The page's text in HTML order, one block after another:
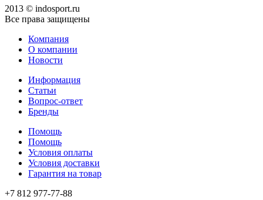
2013 © indosport.ru
Все права защищены
Компания
О компании
Новости
Информация
Статьи
Вопрос-ответ
Бренды
Помощь
Помощь
Условия оплаты
Условия доставки
Гарантия на товар
+7 812 977-77-88